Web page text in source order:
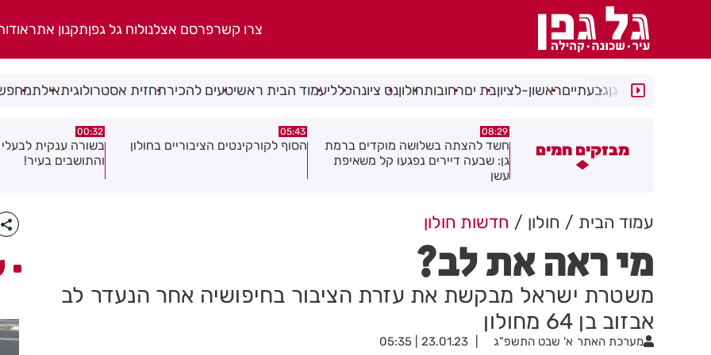
צרו קשרפרסם אצלנולוח גל גפןתקנון אתר
רמת גןגבעתייםראשון-לציוןבת יםרחובותחולוןנס ציונהכלליעמוד הבית ראשיטעים להכירתחזית אסטרולוגיתאילת
מבזקים חמים
חשד להצתה בשלושה מוקדים ברמת
גן: שבעה דיירים נפגעו קל משאיפת
05:43
הסוף לקורקינטים הציבוריים בחולון
00:32
בשורה ענקית לבעלי העסקים
06.08.26
תושב בת ים נעצר
של צעירה בת 18
עמוד הבית חולון חדשות חולון
מי ראה את לב?
משטרת ישראל מבקשת את עזרת הציבור בחיפושיה אחר הנעדר לב
אבזוב בן 64 מחולון
מערכת האתר א' שבט התשפ"ג 23.01.23 | 05:35